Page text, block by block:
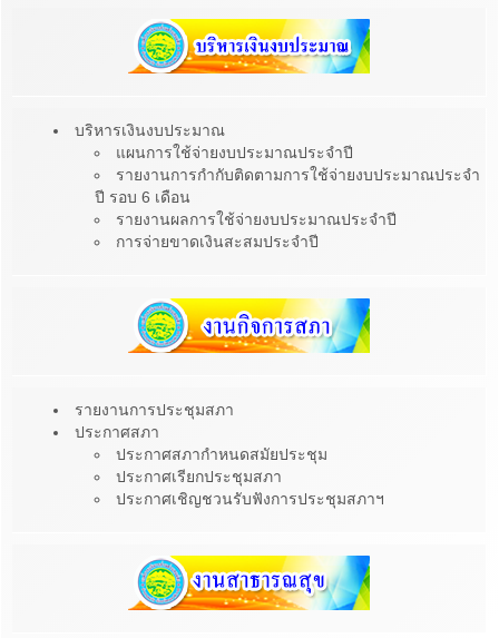
บริหารเงินงบประมาณ
แผนการใช้จ่ายงบประมาณประจำปี
รายงานการกำกับติดตามการใช้จ่ายงบประมาณประจำ
ปี รอบ 6 เดือน
รายงานผลการใช้จ่ายงบประมาณประจำปี
การจ่ายขาดเงินสะสมประจำปี
รายงานการประชุมสภา
ประกาศสภา
ประกาศสภากำหนดสมัยประชุม
ประกาศเรียกประชุมสภา
ประกาศเชิญชวนรับฟังการประชุมสภาฯ